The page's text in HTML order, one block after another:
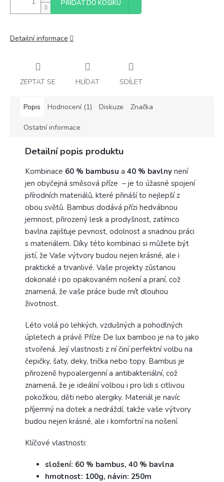
PŘIDAT DO KOŠÍKU
Detailní informace
ZEPTAT SE HLÍDAT SDÍLET
Popis Hodnocení (1) Diskuze Značka
Ostatní informace
Detailní popis produktu
Kombinace 60 % bambusu a 40 % bavlny není
jen obyčejná směsová příze – je to úžasné spojení
přírodních materiálů, které přináší to nejlepší z
obou světů. Bambus dodává přízi hedvábnou
jemnost, přirozený lesk a prodyšnost, zatímco
bavlna zajišťuje pevnost, odolnost a snadnou práci
s materiálem. Díky této kombinaci si můžete být
jistí, že Vaše výtvory budou nejen krásné, ale i
praktické a trvanlivé. Vaše projekty zůstanou
dokonalé i po opakovaném nošení a praní, což
znamená, že vaše práce bude mít dlouhou
životnost.
Léto volá po lehkých, vzdušných a pohodlných
úpletech a právě Příze De lux bamboo je na to jako
stvořená. Její vlastnosti z ní činí perfektní volbu na
čepičky, šaty, deky, trička nebo topy. Bambus je
přirozeně hypoalergenní a antibakteriální, což
znamená, že je ideální volbou i pro lidi s citlivou
pokožkou, děti nebo alergiky. Materiál je navíc
příjemný na dotek a nedráždí, takže vaše výtvory
budou nejen krásné, ale i komfortní na nošení.
Klíčové vlastnosti:
složení: 60 % bambus, 40 % bavlna
hmotnost: 100g, návin: 250m